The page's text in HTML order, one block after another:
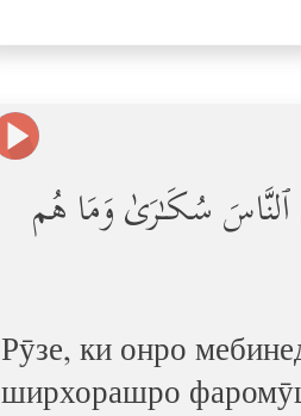
سُكَـٰرَىٰ وَمَا هُم
Рӯзе, ки онро
ширхорашро